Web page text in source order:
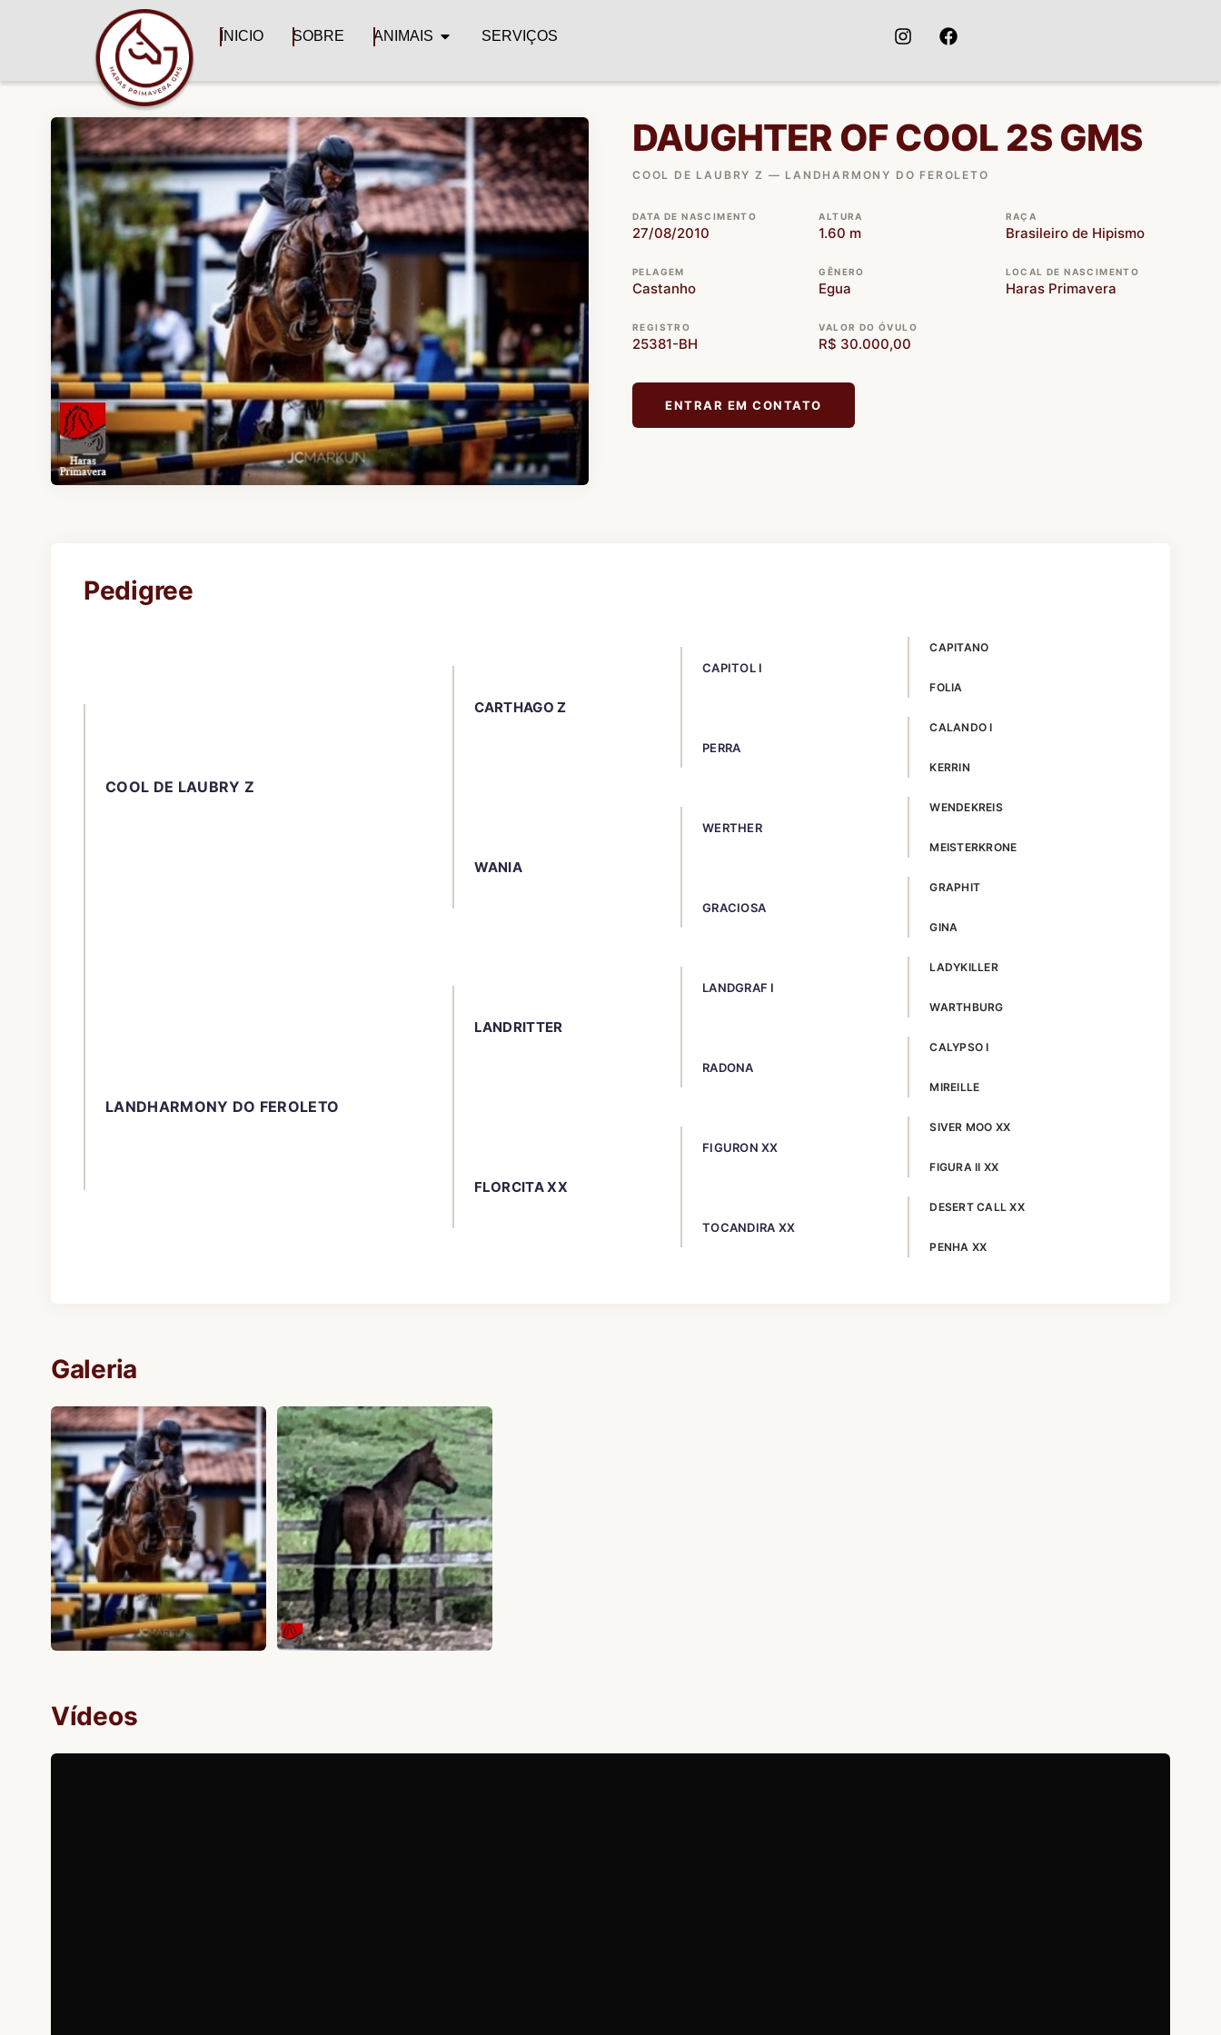
ÍNICIO SOBRE ANIMAIS SERVIÇOS
DAUGHTER OF COOL 2S GMS
COOL DE LAUBRY Z — LANDHARMONY DO FEROLETO
DATA DE NASCIMENTO
27/08/2010
ALTURA
1.60 m
RAÇA
Brasileiro de Hipismo
PELAGEM
Castanho
GÊNERO
Egua
LOCAL DE NASCIMENTO
Haras Primavera
REGISTRO
25381-BH
VALOR DO ÓVULO
R$ 30.000,00
ENTRAR EM CONTATO
Pedigree
COOL DE LAUBRY Z
LANDHARMONY DO FEROLETO
CARTHAGO Z
WANIA
LANDRITTER
FLORCITA XX
CAPITOL I
PERRA
WERTHER
GRACIOSA
LANDGRAF I
RADONA
FIGURON XX
TOCANDIRA XX
CAPITANO
FOLIA
CALANDO I
KERRIN
WENDEKREIS
MEISTERKRONE
GRAPHIT
GINA
LADYKILLER
WARTHBURG
CALYPSO I
MIREILLE
SIVER MOO XX
FIGURA II XX
DESERT CALL XX
PENHA XX
Galeria
Vídeos